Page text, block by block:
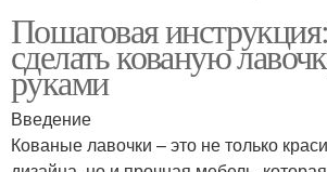
Пошаговая
сделать кованую
руками
Введение
Кованые лавочки – это не только